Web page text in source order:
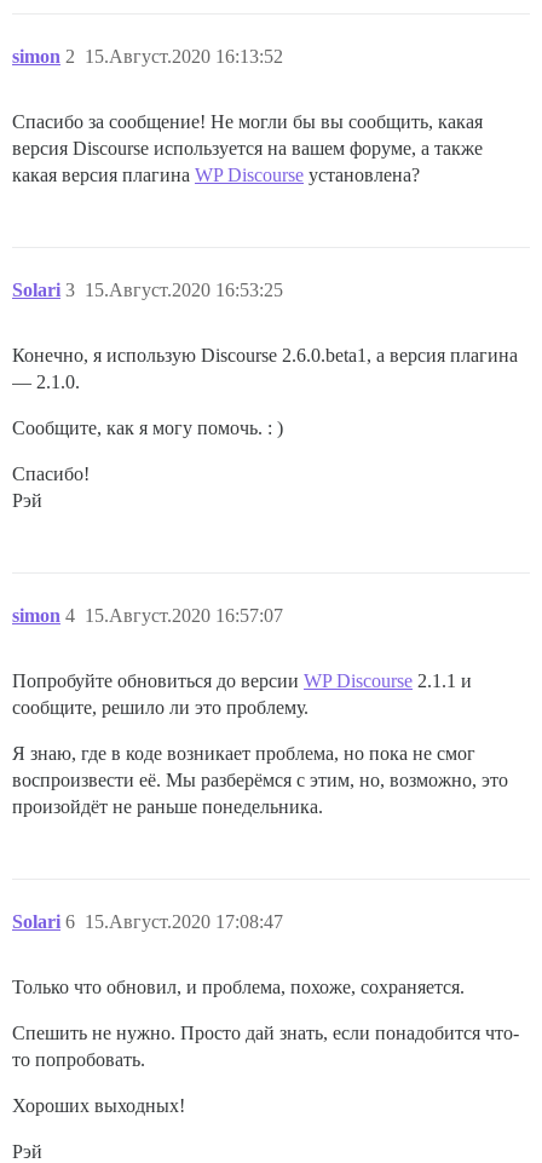
simon 15.Август.2020 16:13:52
2
Спасибо за сообщение! Не могли бы вы сообщить, какая
версия Discourse используется на вашем форуме, а также
какая версия плагина WP Discourse установлена?
Solari 15.Август.2020 16:53:25
3
Конечно, я использую Discourse 2.6.0.beta1, а версия плагина
— 2.1.0.
Сообщите, как я могу помочь. : )
Спасибо!
Рэй
simon 15.Август.2020 16:57:07
4
Попробуйте обновиться до версии WP Discourse 2.1.1 и
сообщите, решило ли это проблему.
Я знаю, где в коде возникает проблема, но пока не смог
воспроизвести её. Мы разберёмся с этим, но, возможно, это
произойдёт не раньше понедельника.
Solari 15.Август.2020 17:08:47
6
Только что обновил, и проблема, похоже, сохраняется.
Спешить не нужно. Просто дай знать, если понадобится что-
то попробовать.
Хороших выходных!
Рэй